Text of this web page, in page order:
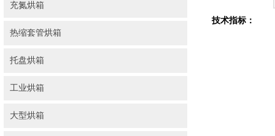
充氮烘箱
热缩套管烘箱
托盘烘箱
工业烘箱
大型烘箱
技术指标：